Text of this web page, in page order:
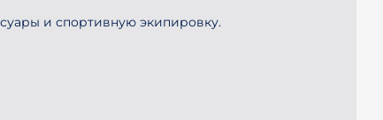
и спортивную экипировку.